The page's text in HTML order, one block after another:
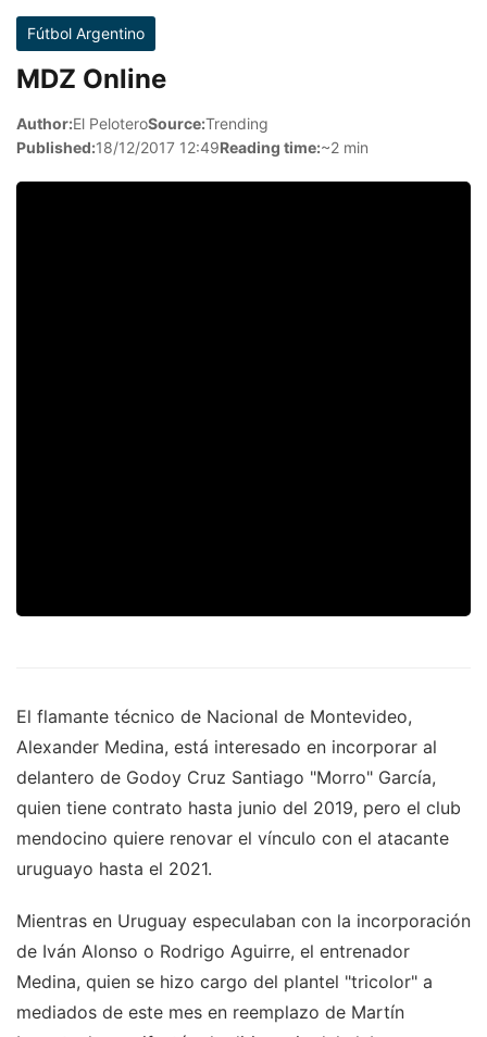
Fútbol Argentino
MDZ Online
Author:El PeloteroSource:Trending
Published:18/12/2017 12:49Reading time:~2 min
El flamante técnico de Nacional de Montevideo,
Alexander Medina, está interesado en incorporar al
delantero de Godoy Cruz Santiago "Morro" García,
quien tiene contrato hasta junio del 2019, pero el club
mendocino quiere renovar el vínculo con el atacante
uruguayo hasta el 2021.
Mientras en Uruguay especulaban con la incorporación
de Iván Alonso o Rodrigo Aguirre, el entrenador
Medina, quien se hizo cargo del plantel "tricolor" a
mediados de este mes en reemplazo de Martín